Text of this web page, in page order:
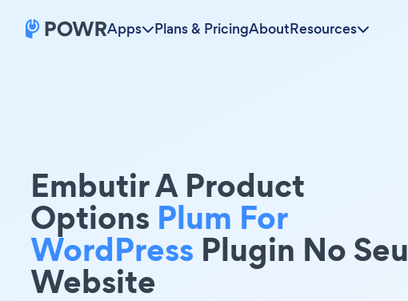
Apps Plans & PricingAboutResources
Embutir A Product
Options Plum For
WordPress Plugin No Seu
Website